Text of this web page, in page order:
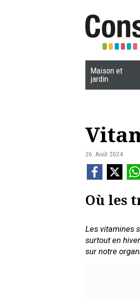
Maison et
jardin
26. Août 2024
Où les
Les vitamines
surtout en
sur notre